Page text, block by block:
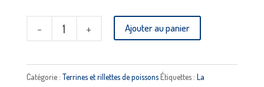
quantité
de
Ajouter au panier
Catégorie : Terrines et rillettes de poissonsÉtiquettes : La